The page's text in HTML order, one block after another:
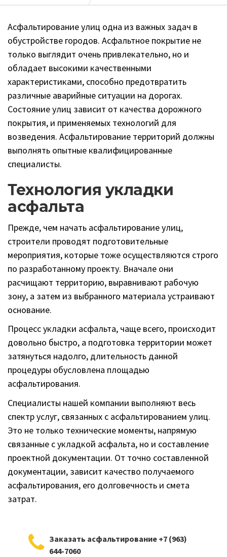
Асфальтирование улиц одна из важных задач в
обустройстве городов. Асфальтное покрытие не
только выглядит очень привлекательно, но и
обладает высокими качественными
характеристиками, способно предотвратить
различные аварийные ситуации на дорогах.
Состояние улиц зависит от качества дорожного
покрытия, и применяемых технологий для
возведения. Асфальтирование территорий должны
выполнять опытные квалифицированные
специалисты.
Технология укладки
асфальта
Прежде, чем начать асфальтирование улиц,
строители проводят подготовительные
мероприятия, которые тоже осуществляются строго
по разработанному проекту. Вначале они
расчищают территорию, выравнивают рабочую
зону, а затем из выбранного материала устраивают
основание.
Процесс укладки асфальта, чаще всего, происходит
довольно быстро, а подготовка территории может
затянуться надолго, длительность данной
процедуры обусловлена площадью
асфальтирования.
Специалисты нашей компании выполняют весь
спектр услуг, связанных с асфальтированием улиц.
Это не только технические моменты, напрямую
связанные с укладкой асфальта, но и составление
проектной документации. От точно составленной
документации, зависит качество получаемого
асфальтирования, его долговечность и смета
затрат.
Заказать асфальтирование +7 (963)
644-7060